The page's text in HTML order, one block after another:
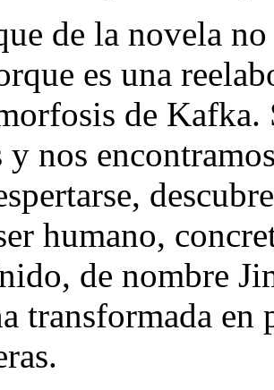
de la novela
es una
de
nos
humano,
de nombre
transformada